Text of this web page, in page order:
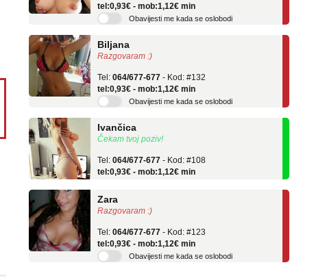
Obavijesti me kada se oslobodi
Razgovaram :)
tel:0,93€ - mob:1,12€ min
Obavijesti me kada se oslobodi
Čekam tvoj poziv!
tel:0,93€ - mob:1,12€ min
Razgovaram :)
tel:0,93€ - mob:1,12€ min
Obavijesti me kada se oslobodi